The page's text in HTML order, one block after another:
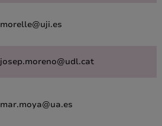
morelle@uji.es
josep.moreno@udl.cat
mar.moya@ua.es